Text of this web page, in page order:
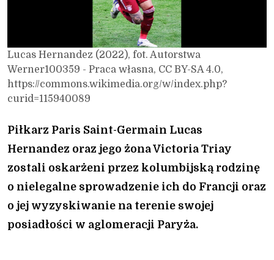
Lucas Hernandez (2022), fot. Autorstwa
Werner100359 - Praca własna, CC BY-SA 4.0,
https://commons.wikimedia.org/w/index.php?
curid=115940089
Piłkarz Paris Saint-Germain Lucas
Hernandez oraz jego żona Victoria Triay
zostali oskarżeni przez kolumbijską rodzinę
o nielegalne sprowadzenie ich do Francji oraz
o jej wyzyskiwanie na terenie swojej
posiadłości w aglomeracji Paryża.